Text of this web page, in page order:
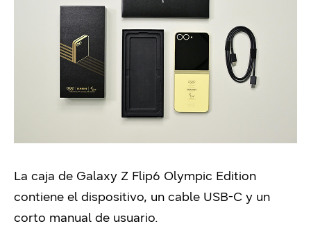
La caja de Galaxy Z Flip6 Olympic Edition
contiene el dispositivo, un cable USB-C y un
corto manual de usuario.